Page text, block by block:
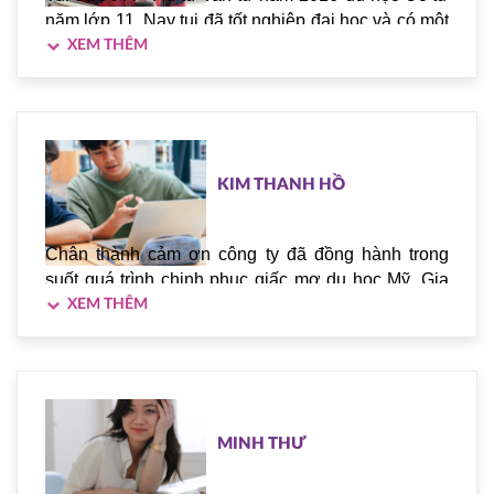
năm lớp 11. Nay tui đã tốt nghiệp đại học và có một
công việc làm tốt ở Úc. Rất cảm ơn công ty Á - Âu.
KIM THANH HỒ
Chân thành cảm ơn công ty đã đồng hành trong
suốt quá trình chinh phục giấc mơ du học Mỹ. Gia
đình xin gửi lời cảm ơn chân thành đến công ty đã
quá trình.
MINH THƯ